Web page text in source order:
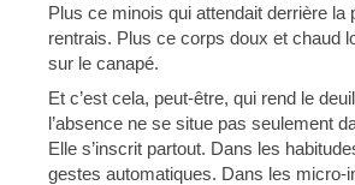
Plus ce minois qui attendait derrière la
rentrais. Plus ce corps doux et chaud
sur le canapé.
Et c’est cela, peut-être, qui rend le
l’absence ne se situe pas seulement
Elle s’inscrit partout. Dans les
gestes automatiques. Dans les micro-